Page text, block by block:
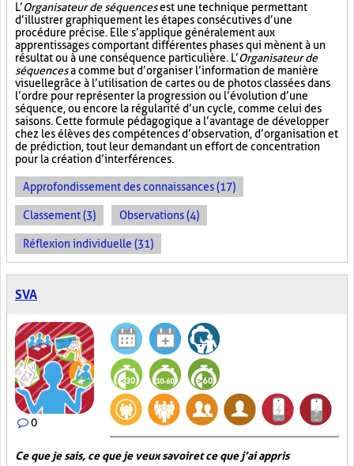
L’Organisateur de séquencesest une technique permettant
d’illustrer graphiquement les étapes consécutives d’une
procédure précise. Elle s’applique généralement aux
apprentissages comportant différentes phases qui mènent à un
résultat ou à une conséquence particulière. L’Organisateur de
séquencesa comme but d’organiser l’information de manière
visuellegrâce à l’utilisation de cartes ou de photos classées dans
l’ordre pour représenter la progression ou l’évolution d’une
séquence, ou encore la régularité d’un cycle, comme celui des
saisons. Cette formule pédagogique a l’avantage de développer
chez les élèves des compétences d’observation, d’organisation et
de prédiction, tout leur demandant un effort de concentration
pour la création d’interférences.
Approfondissement des connaissances (17)
Classement (3) Observations (4)
Réflexion individuelle (31)
SVA
0
Ce que je sais, ce que je veux savoir et ce que j’ai appris